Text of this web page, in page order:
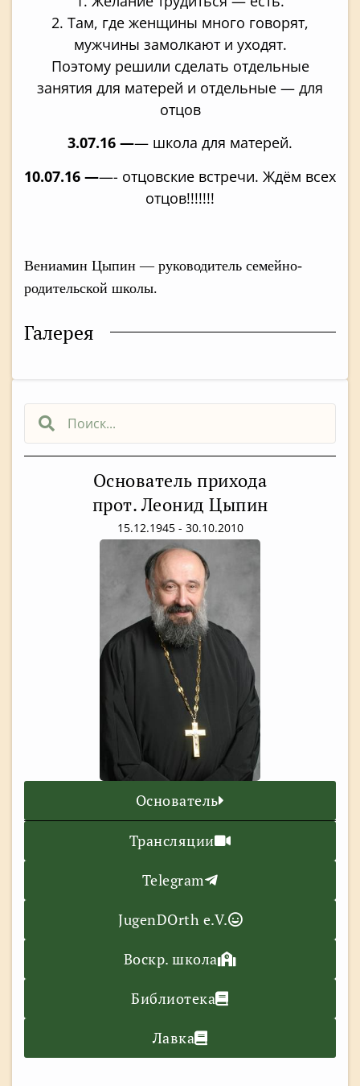
Основатель прихода
прот. Леонид Цыпин
15.12.1945 - 30.10.2010
Основатель
Трансляции
Telegram
JugenDOrth e.V.
Воскр. школа
Библиотека
Лавка
2. Там, где женщины много говорят,
мужчины замолкают и уходят.
Поэтому решили сделать отдельные
занятия для матерей и отдельные — для
отцов
3.07.16 —— школа для матерей.
10.07.16 ——- отцовские встречи. Ждём всех
отцов!!!!!!!
Вениамин Цыпин — руководитель семейно-
родительской школы.
Галерея